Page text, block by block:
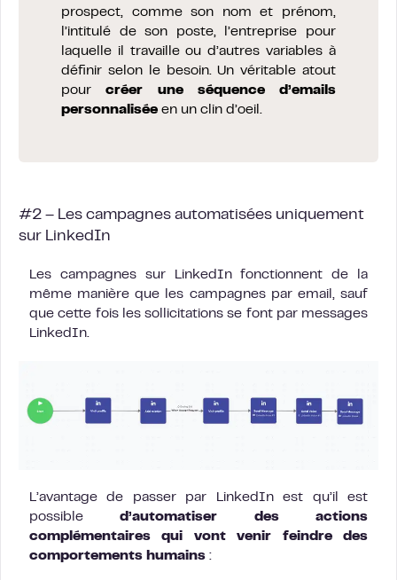
prospect, comme son nom et prénom,
l’intitulé de son poste, l’entreprise pour
laquelle il travaille ou d’autres variables à
définir selon le besoin. Un véritable atout
pourcréer une séquence d’emails
personnalisée en un clin d’oeil.
#2 – Les campagnes automatisées uniquement
sur LinkedIn
Les campagnes sur LinkedIn fonctionnent de la
même manière que les campagnes par email, sauf
que cette fois les sollicitations se font par messages
LinkedIn.
L’avantage de passer par LinkedIn est qu’il est
possibled’automatiser des actions
complémentaires qui vont venir feindre des
comportements humains :